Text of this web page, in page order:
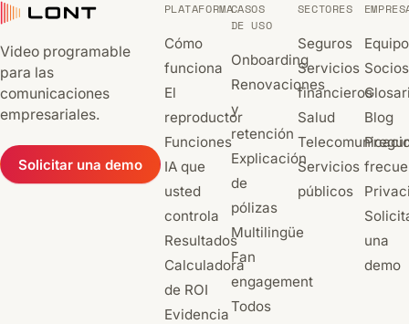
Video programable
para las
comunicaciones
empresariales.
Solicitar una demo
PLATAFORMA
Cómo
funciona
El
reproductor
Funciones
IA que
usted
controla
Resultados
Calculadora
de ROI
Evidencia
CASOS
DE USO
Onboarding
Renovaciones
y
retención
Explicación
de
pólizas
Multilingüe
Fan
engagement
Todos
SECTORES
Seguros
Servicios
financieros
Salud
Servicios
públicos
Socios
Blog
una
demo